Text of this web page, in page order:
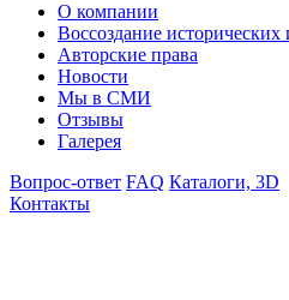
О компании
Воссоздание исторических
Авторские права
Новости
Мы в СМИ
Отзывы
Галерея
Вопрос-ответ FAQ Каталоги, 3D
Контакты